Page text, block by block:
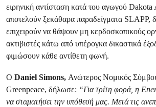
ειρηνική αντίσταση κατά του αγωγού Dakota
αποτελούν ξεκάθαρα παραδείγματα
επιχειρούν να θάψουν μη κερδοσκοπικούς
ακτιβιστές κάτω από υπέρογκα δικαστικά
φιμώσουν κάθε αντίθετη φωνή.
Ο Daniel Simons, Ανώτερος Νομικός
Greenpeace, δήλωσε: “Για τρίτη φορά, η
να σταματήσει την υπόθεσή μας. Μετά τις